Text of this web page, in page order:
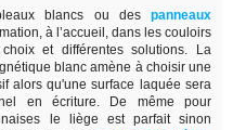
blancs ou des
panneaux
à l’accueil, dans les couloirs
et différentes solutions. La
blanc amène à choisir une
alors qu'une surface laquée sera
en écriture. De même pour
le liège est parfait sinon